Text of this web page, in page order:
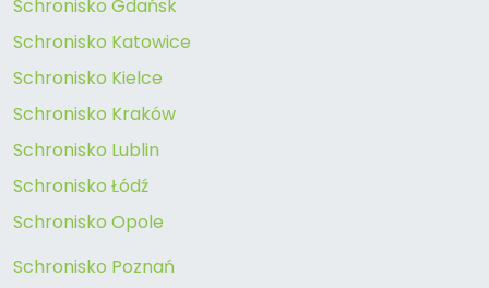
Schronisko Gdańsk
Schronisko Katowice
Schronisko Kielce
Schronisko Kraków
Schronisko Lublin
Schronisko Łódź
Schronisko Opole
Schronisko Poznań